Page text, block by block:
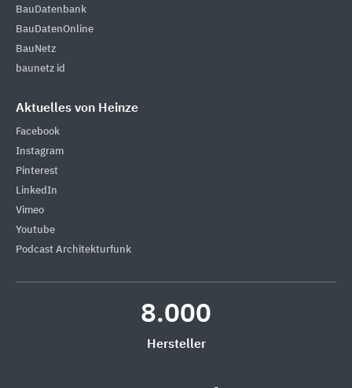
BauDatenbank
BauDatenOnline
BauNetz
baunetz id
Aktuelles von Heinze
Facebook
Instagram
Pinterest
LinkedIn
Vimeo
Youtube
Podcast Architekturfunk
8.000
Hersteller